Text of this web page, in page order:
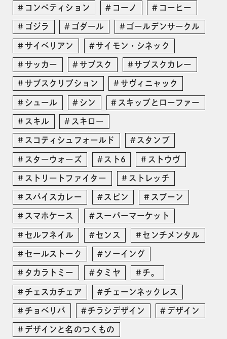
コンペティション コーノ コーヒー
ゴジラ ゴダール ゴールデンサークル
サイベリアン サイモン・シネック
サッカー サブスク サブスクカレー
サブスクリプション サヴィニャック
シュール シン スキップとローファー
スキル スキロー
スコティシュフォールド スタンプ
スターウォーズ スト6 ストウヴ
ストリートファイター ストレッチ
スパイスカレー スピン スプーン
スマホケース スーパーマーケット
セルフネイル センス センチメンタル
セールストーク ソーイング
タカラトミー タミヤ チ。
チェスカチェア チェーンネックレス
チョベリバ チラシデザイン デザイン
デザインと名のつくもの